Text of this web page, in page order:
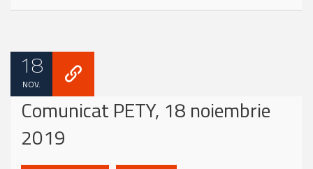
18
NOV.
Comunicat PETY, 18 noiembrie
2019